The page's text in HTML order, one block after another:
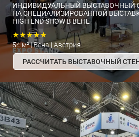
ИНДИВИДУАЛЬНЫЙ ВЫСТАВОЧНЫЙ
НА СПЕЦИАЛИЗИРОВАННОЙ
HIGH END SHOW В ВЕНЕ
★★★★★
54 м² | Вена | Австрия
РАССЧИТАТЬ ВЫСТАВОЧНЫЙ